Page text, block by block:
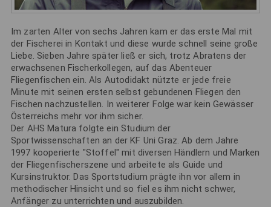
Im zarten Alter von sechs Jahren kam er das erste Mal mit
der Fischerei in Kontakt und diese wurde schnell seine große
Liebe. Sieben Jahre später ließ er sich, trotz Abratens der
erwachsenen Fischerkollegen, auf das Abenteuer
Fliegenfischen ein. Als Autodidakt nützte er jede freie
Minute mit seinen ersten selbst gebundenen Fliegen den
Fischen nachzustellen. In weiterer Folge war kein Gewässer
Österreichs mehr vor ihm sicher.
Der AHS Matura folgte ein Studium der
Sportwissenschaften an der KF Uni Graz. Ab dem Jahre
1997 kooperierte "Stoffel" mit diversen Händlern und Marken
der Fliegenfischerszene und arbeitete als Guide und
Kursinstruktor. Das Sportstudium prägte ihn vor allem in
methodischer Hinsicht und so fiel es ihm nicht schwer,
Anfänger zu unterrichten und auszubilden.